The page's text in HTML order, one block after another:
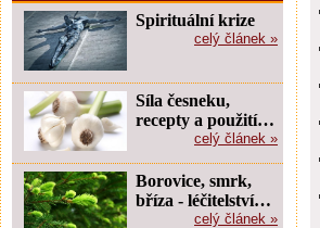
Spirituální krize
celý článek »
Síla česneku,
recepty a použití…
celý článek »
Borovice, smrk,
bříza - léčitelství…
celý článek »